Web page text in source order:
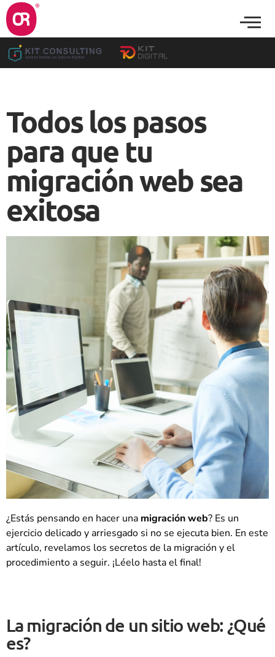
Todos los pasos
para que tu
migración web sea
exitosa
¿Estás pensando en hacer una migración web? Es un
ejercicio delicado y arriesgado si no se ejecuta bien. En este
artículo, revelamos los secretos de la migración y el
procedimiento a seguir. ¡Léelo hasta el final!
La migración de un sitio web: ¿Qué
es?